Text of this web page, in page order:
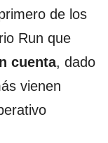
de los
Run que
cuenta, dado
vienen